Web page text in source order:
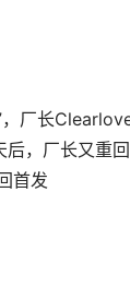
厂长
，厂长又重
首发